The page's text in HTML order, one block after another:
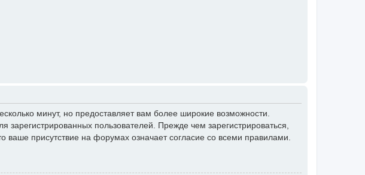
минут, но предоставляет вам более широкие возможности.
пользователей. Прежде чем зарегистрироваться,
присутствие на форумах означает согласие со всеми правилами.